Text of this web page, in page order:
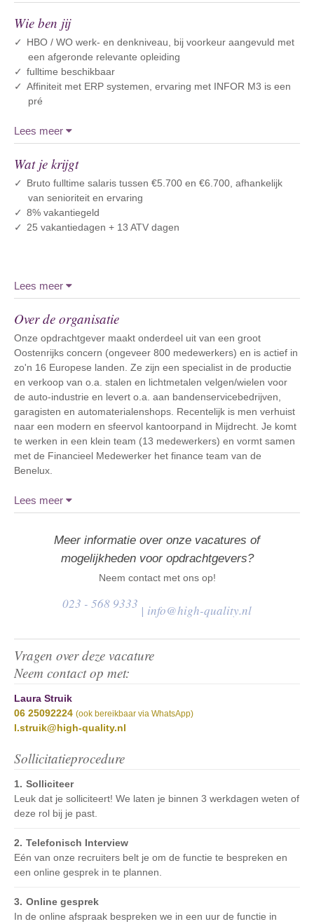
Vragen over deze vacature
Neem contact op met:
Laura Struik
06 25092224 (ook bereikbaar via WhatsApp)
l.struik@high-quality.nl
Sollicitatieprocedure
Solliciteer
Leuk dat je solliciteert! We laten je binnen 3 werkdagen weten of
deze rol bij je past.
Telefonisch Interview
Eén van onze recruiters belt je om de functie te bespreken en
een online gesprek in te plannen.
Online gesprek
In de online afspraak bespreken we in een uur de functie in
Wie ben jij
HBO / WO werk- en denkniveau, bij voorkeur aangevuld met
een afgeronde relevante opleiding
fulltime beschikbaar
Affiniteit met ERP systemen, ervaring met INFOR M3 is een
pré
Lees meer
Wat je krijgt
Bruto fulltime salaris tussen €5.700 en €6.700, afhankelijk
van senioriteit en ervaring
8% vakantiegeld
25 vakantiedagen + 13 ATV dagen
Lees meer
Over de organisatie
Onze opdrachtgever maakt onderdeel uit van een groot
Oostenrijks concern (ongeveer 800 medewerkers) en is actief in
zo'n 16 Europese landen. Ze zijn een specialist in de productie
en verkoop van o.a. stalen en lichtmetalen velgen/wielen voor
de auto-industrie en levert o.a. aan bandenservicebedrijven,
garagisten en automaterialenshops. Recentelijk is men verhuist
naar een modern en sfeervol kantoorpand in Mijdrecht. Je komt
te werken in een klein team (13 medewerkers) en vormt samen
met de Financieel Medewerker het finance team van de
Benelux.
Lees meer
Meer informatie over onze vacatures of
mogelijkheden voor opdrachtgevers?
Neem contact met ons op!
023 - 568 9333 | info@high-quality.nl